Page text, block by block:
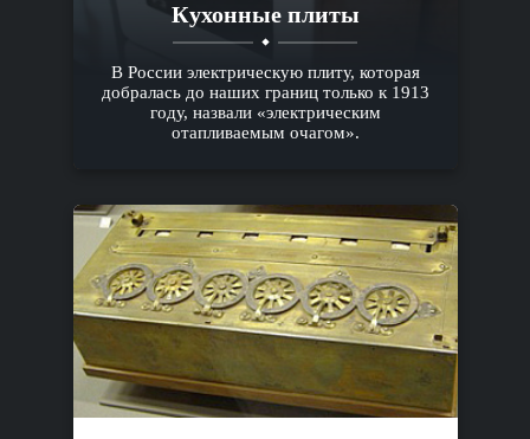
Кухонные плиты
В России электрическую плиту, которая
добралась до наших границ только к 1913
году, назвали «электрическим
отапливаемым очагом».